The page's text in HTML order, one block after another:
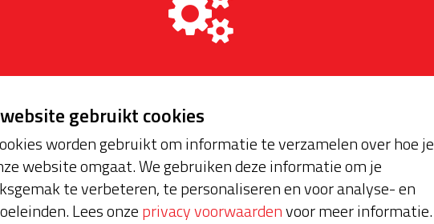
website gebruikt cookies
worden gebruikt om informatie te verzamelen over hoe je
website omgaat. We gebruiken deze informatie om je
te verbeteren, te personaliseren en voor analyse- en
Lees onzeprivacy voorwaardenvoor meer informatie.